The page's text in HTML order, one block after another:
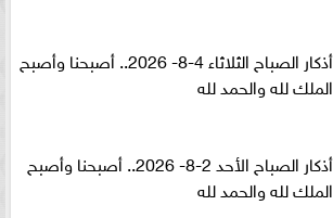
أذكار الصباح الثلاثاء 4-8- 2026.. أصبحنا وأصبح
الملك لله والحمد لله
أذكار الصباح الأحد 2-8- 2026.. أصبحنا وأصبح
الملك لله والحمد لله